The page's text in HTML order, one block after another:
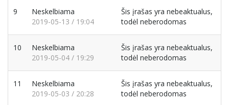
9
Neskelbiama
2019-05-13 / 19:04
Šis įrašas yra nebeaktualus,
todėl neberodomas
10
Neskelbiama
2019-05-04 / 19:29
Šis įrašas yra nebeaktualus,
todėl neberodomas
11
Neskelbiama
2019-05-03 / 20:28
Šis įrašas yra nebeaktualus,
todėl neberodomas